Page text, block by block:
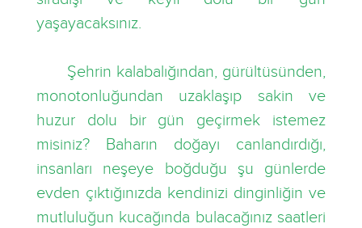
yaşayacaksınız.
Şehrin kalabalığından, gürültüsünden,
monotonluğundan uzaklaşıp sakin ve
huzur dolu bir gün geçirmek istemez
misiniz? Baharın doğayı canlandırdığı,
insanları neşeye boğduğu şu günlerde
evden çıktığınızda kendinizi dinginliğin ve
mutluluğun kucağında bulacağınız saatleri